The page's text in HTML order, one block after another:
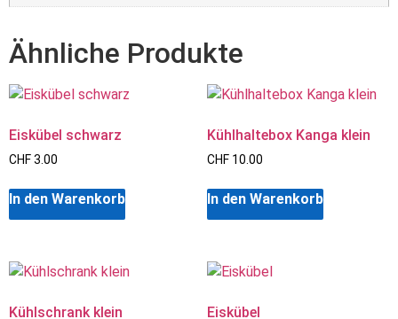
Ähnliche Produkte
Eiskübel schwarz
CHF3.00
In den Warenkorb
Kühlhaltebox Kanga klein
CHF10.00
In den Warenkorb
Kühlschrank klein Eiskübel